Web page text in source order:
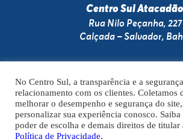
Centro Sul Atacadão
Rua Nilo Peçanha, 227
Calçada – Salvador,
A VENDA E O CONSUMO DE BEBIDAS ALCOÓLICAS
MENORES DE 18 ANOS. BEBIDA ALCOÓLICA PODE
QUÍMICA E, EM EXCESSO, PROVOCA GRAVES MALES
MODERAÇÃO.
No Centro Sul, a transparência e a
relacionamento com os clientes. Coletamos
melhorar o desempenho e segurança do
personalizar sua experiência conosco.
poder de escolha e demais direitos de titular
Política de Privacidade.